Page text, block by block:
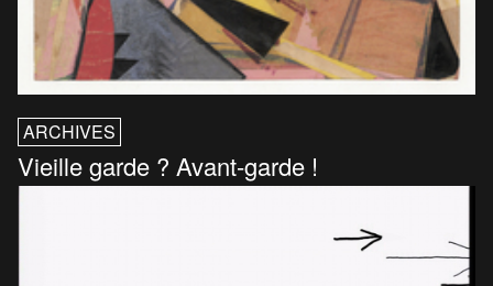
ARCHIVES
Vieille garde ? Avant-garde !